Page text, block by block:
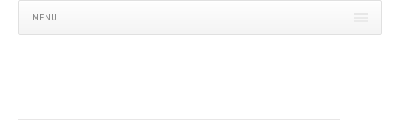
MENU